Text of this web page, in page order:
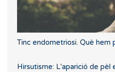
Tinc endometriosi. Què hem
Hirsutisme: L'aparició de pèl